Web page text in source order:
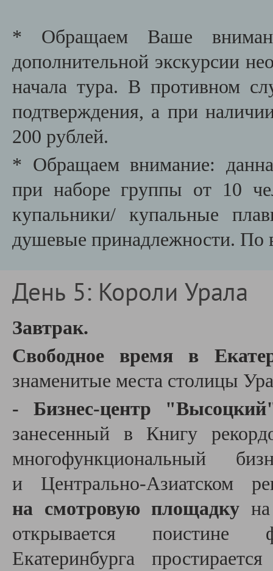
* Обращаем Ваше
дополнительной экскурсии
начала тура. В противном
подтверждения, а при
200 рублей.
* Обращаем внимание:
при наборе группы от 10
купальники/ купальные
душевые принадлежности. По
День 5: Короли Урала
Завтрак.
Свободное время в
знаменитые места столицы
- Бизнес-центр
занесенный в Книгу
многофункциональный
и Центрально-Азиатском
на смотровую площадку
открывается поистине
Екатеринбурга